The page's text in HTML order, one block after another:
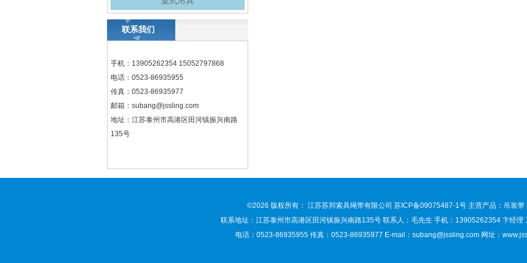
联系我们
手机：13905262354 15052797868
电话：0523-86935955
传真：0523-86935977
邮箱： subang@jssling.com
地址：江苏泰州市高港区田河镇振兴南路
135号
©2026 版权所有： 江苏苏邦索具绳带有限公司 苏ICP备09075487-1号主营产品：吊装带
联系地址：江苏泰州市高港区田河镇振兴南路135号 联系人：毛先生 手机：13905262354 卞经理
电话：0523-86935955 传真：0523-86935977 E-mail： subang@jssling.com 网址：